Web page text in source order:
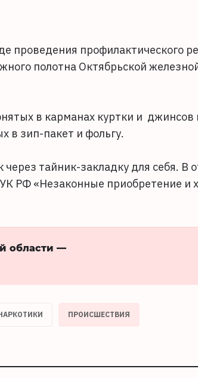
проведения профилактического
полотна Октябрьской
в карманах куртки и
в зип-пакет и фольгу.
тайник-закладку для себя. В
РФ «Незаконные приобретение и
области —
ПРОИСШЕСТВИЯ